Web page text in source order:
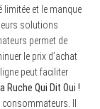
et le manque
solutions
permet de
le prix d’achat
peut faciliter
Ruche Qui Dit Oui !
Il